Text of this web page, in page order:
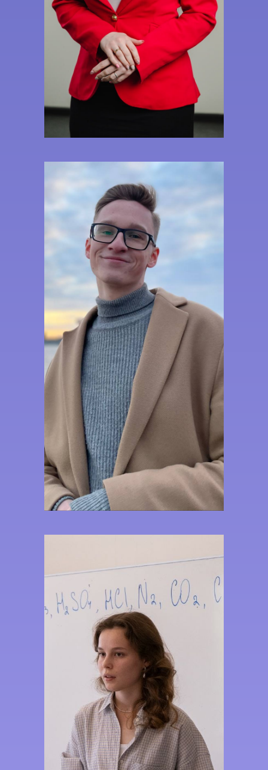
Выпускница химического
факультета МГУ имени М.В.
Ломоносова
Кандидат химических наук,
высшая учительская категория
Член Ассоциации учителей и
средний балл учеников — 95
Выпускник химического
факультета МГУ имени М.В.
Ломоносова
Победитель олимпиады
«Ломоносов» по химии
Преподаватель химии
Университетской гимназии
МГУ
Член жюри секции «Химия»
конкурса юношеских